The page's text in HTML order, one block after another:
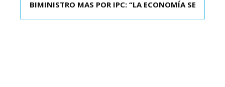
KAST SE REUNIÓ CON EL PRESIDENTE ELECTO DE